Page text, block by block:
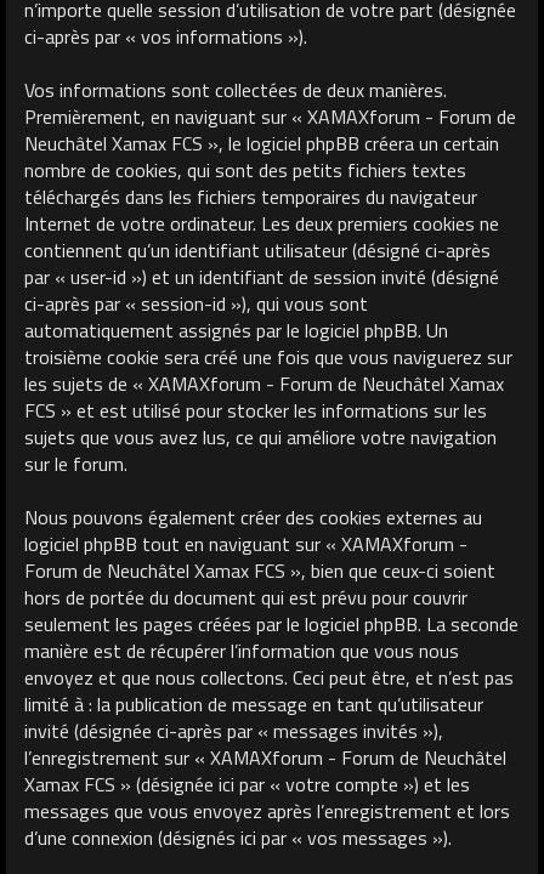
n’importe quelle session d’utilisation de votre part (désignée
ci-après par « vos informations »).
Vos informations sont collectées de deux manières.
Premièrement, en naviguant sur « XAMAXforum - Forum de
Neuchâtel Xamax FCS », le logiciel phpBB créera un certain
nombre de cookies, qui sont des petits fichiers textes
téléchargés dans les fichiers temporaires du navigateur
Internet de votre ordinateur. Les deux premiers cookies ne
contiennent qu’un identifiant utilisateur (désigné ci-après
par « user-id ») et un identifiant de session invité (désigné
ci-après par « session-id »), qui vous sont
automatiquement assignés par le logiciel phpBB. Un
troisième cookie sera créé une fois que vous naviguerez sur
les sujets de « XAMAXforum - Forum de Neuchâtel Xamax
FCS » et est utilisé pour stocker les informations sur les
sujets que vous avez lus, ce qui améliore votre navigation
sur le forum.
Nous pouvons également créer des cookies externes au
logiciel phpBB tout en naviguant sur « XAMAXforum -
Forum de Neuchâtel Xamax FCS », bien que ceux-ci soient
hors de portée du document qui est prévu pour couvrir
seulement les pages créées par le logiciel phpBB. La seconde
manière est de récupérer l’information que vous nous
envoyez et que nous collectons. Ceci peut être, et n’est pas
limité à : la publication de message en tant qu’utilisateur
invité (désignée ci-après par « messages invités »),
l’enregistrement sur « XAMAXforum - Forum de Neuchâtel
Xamax FCS » (désignée ici par « votre compte ») et les
messages que vous envoyez après l’enregistrement et lors
d’une connexion (désignés ici par « vos messages »).